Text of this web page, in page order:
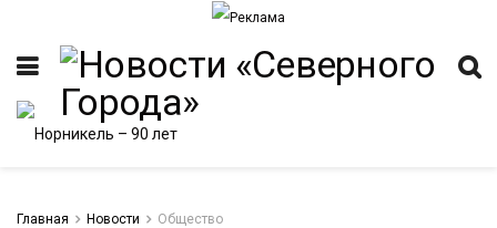
Главная Новости Общество